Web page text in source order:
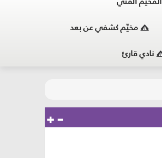
مخيّم كشفي عن بعد
نادي قارئ